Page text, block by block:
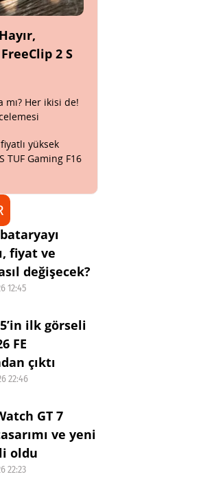
2 S
mı? Her ikisi de!
yüksek
TUF Gaming F16
fiyat ve
değişecek?
12:45
ilk görseli
FE
çıktı
22:46
GT 7
ve yeni
oldu
22:23